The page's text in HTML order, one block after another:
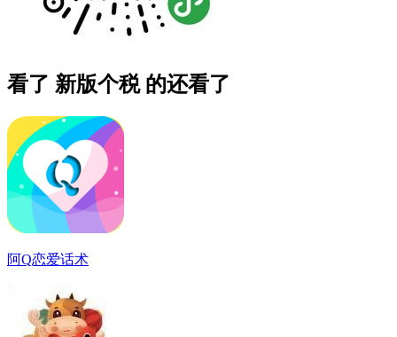
看了 新版个税 的还看了
阿Q恋爱话术